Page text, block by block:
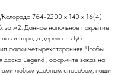
764-2200 х 140 х 16(4)
м2. Данное напольное покрытие
и порода дерева – Дуб.
фаски четырехсторонняя. Чтобы
доска Legend , оформите заказ на
любым удобным способом, наши